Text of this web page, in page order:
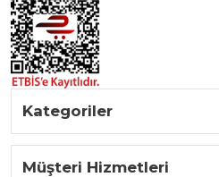
Kategoriler
Müşteri Hizmetleri